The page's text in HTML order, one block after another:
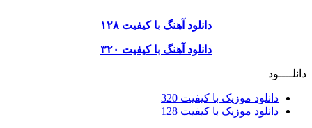
دانلود آهنگ با کیفیت ۱۲۸
دانلود آهنگ با کیفیت ۳۲۰
دانلــــود
دانلود موزیک با کیفیت 320
دانلود موزیک با کیفیت 128